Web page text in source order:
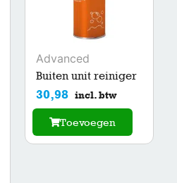
Advanced
Buiten unit reiniger
30,98 incl. btw
Toevoegen